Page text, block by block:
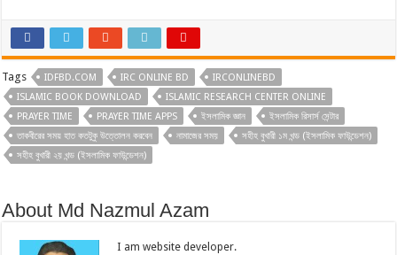
Tags IDFBD.COM IRC ONLINE BD
IRCONLINEBD
ISLAMIC BOOK DOWNLOAD
ISLAMIC RESEARCH CENTER ONLINE
PRAYER TIME
PRAYER TIME APPS ইসলামিক জ্ঞান
ইসলামিক রিসার্স সেন্টার
তাকবীরের সময় হাত কতটুকু উত্তোলন করবেন
নামাজের সময়
সহীহ বুখারী ১ম খন্ড (ইসলামিক ফাউন্ডেশন)
সহীহ বুখারী ২য় খন্ড (ইসলামিক ফাউন্ডেশন)
About Md Nazmul Azam
I am website developer.